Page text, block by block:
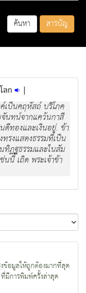
ค้นหา สารบัญ
ก |
เป็นคฤหัสถ์ บริโภค
นทน์จากแคว้นกาสี
ดีทองและเงินอยู่. ข้า
รงแสดงธรรมที่เป็น
ทิฏฐธรรมและในสัม
นี้ เถิด พระเจ้าข้า
ข้อมูลให้ถูกต้องมากที่สุด
มีการพิมพ์ครั้งล่าสุด